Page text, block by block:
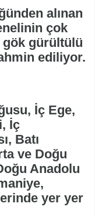
alınan
çok
gök gürültülü
ediliyor.
İç Ege,
İç
Batı
ve Doğu
Anadolu
yer yer